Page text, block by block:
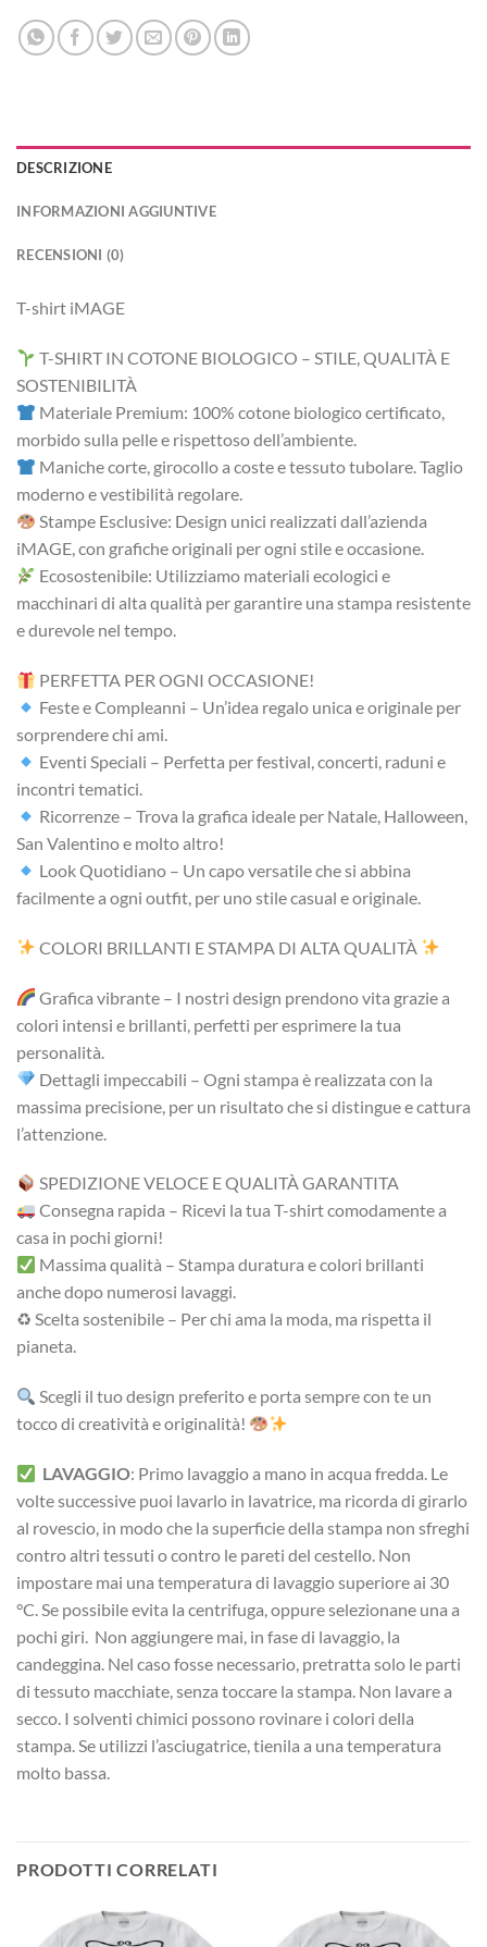
DESCRIZIONE
INFORMAZIONI AGGIUNTIVE
RECENSIONI (0)
T-shirt iMAGE
T-SHIRT IN COTONE BIOLOGICO – STILE, QUALITÀ E
SOSTENIBILITÀ
Materiale Premium: 100% cotone biologico certificato,
morbido sulla pelle e rispettoso dell’ambiente.
Maniche corte, girocollo a coste e tessuto tubolare. Taglio
moderno e vestibilità regolare.
Stampe Esclusive: Design unici realizzati dall’azienda
iMAGE, con grafiche originali per ogni stile e occasione.
Ecosostenibile: Utilizziamo materiali ecologici e
macchinari di alta qualità per garantire una stampa resistente
e durevole nel tempo.
PERFETTA PER OGNI OCCASIONE!
Feste e Compleanni – Un’idea regalo unica e originale per
sorprendere chi ami.
Eventi Speciali – Perfetta per festival, concerti, raduni e
incontri tematici.
Ricorrenze – Trova la grafica ideale per Natale, Halloween,
San Valentino e molto altro!
Look Quotidiano – Un capo versatile che si abbina
facilmente a ogni outfit, per uno stile casual e originale.
COLORI BRILLANTI E STAMPA DI ALTA QUALITÀ
Grafica vibrante – I nostri design prendono vita grazie a
colori intensi e brillanti, perfetti per esprimere la tua
personalità.
Dettagli impeccabili – Ogni stampa è realizzata con la
massima precisione, per un risultato che si distingue e cattura
l’attenzione.
SPEDIZIONE VELOCE E QUALITÀ GARANTITA
Consegna rapida – Ricevi la tua T-shirt comodamente a
casa in pochi giorni!
Massima qualità – Stampa duratura e colori brillanti
anche dopo numerosi lavaggi.
♻ Scelta sostenibile – Per chi ama la moda, ma rispetta il
pianeta.
Scegli il tuo design preferito e porta sempre con te un
tocco di creatività e originalità!
LAVAGGIO: Primo lavaggio a mano in acqua fredda. Le
volte successive puoi lavarlo in lavatrice, ma ricorda di girarlo
al rovescio, in modo che la superficie della stampa non sfreghi
contro altri tessuti o contro le pareti del cestello. Non
impostare mai una temperatura di lavaggio superiore ai 30
°C. Se possibile evita la centrifuga, oppure selezionane una a
pochi giri. Non aggiungere mai, in fase di lavaggio, la
candeggina. Nel caso fosse necessario, pretratta solo le parti
di tessuto macchiate, senza toccare la stampa. Non lavare a
secco. I solventi chimici possono rovinare i colori della
stampa. Se utilizzi l’asciugatrice, tienila a una temperatura
molto bassa.
PRODOTTI CORRELATI